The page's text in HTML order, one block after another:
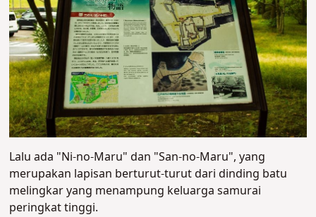
Lalu ada "Ni-no-Maru" dan "San-no-Maru", yang
merupakan lapisan berturut-turut dari dinding batu
melingkar yang menampung keluarga samurai
peringkat tinggi.